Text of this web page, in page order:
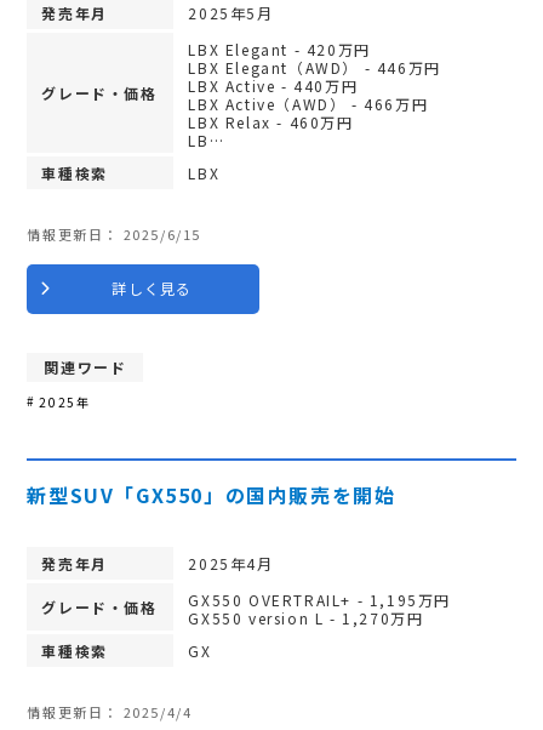
発売年月 2025年5月
グレード・価格
LBX Elegant - 420万円
LBX Elegant（AWD） - 446万円
LBX Active - 440万円
LBX Active（AWD） - 466万円
LBX Relax - 460万円
LB…
車種検索
LBX
情報更新日： 2025/6/15
詳しく見る
関連ワード
2025年
新型SUV「GX550」の国内販売を開始
発売年月 2025年4月
グレード・価格
GX550 OVERTRAIL+ - 1,195万円
GX550 version L - 1,270万円
車種検索
GX
情報更新日： 2025/4/4